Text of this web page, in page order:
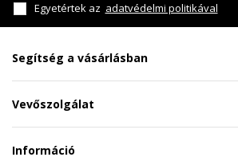
Egyetértek az adatvédelmi politikával
Segítség a vásárlásban
Vevőszolgálat
Információ